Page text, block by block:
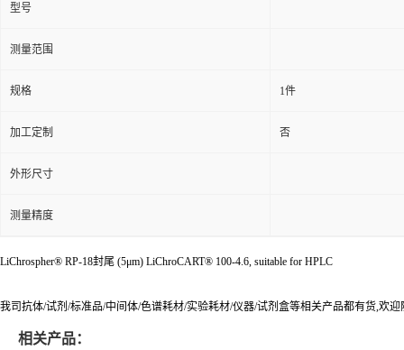
型号
测量范围
规格 1件
加工定制 否
外形尺寸
测量精度
LiChrospher® RP-18封尾 (5μm) LiChroCART® 100-4.6, suitable for HPLC
我司抗体/试剂/标准品/中间体/色谱耗材/实验耗材/仪器/试剂盒等相关产品都有货,欢
相关产品：